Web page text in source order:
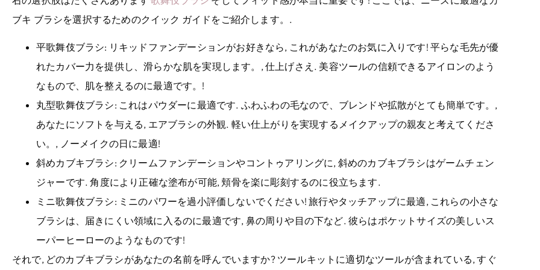
ブキ ブラシを選択するためのクイック ガイドをご紹介します。.
平歌舞伎ブラシ: リキッドファンデーションがお好きなら, これがあなたのお気に入りです! 平らな毛先が優
れたカバー力を提供し、滑らかな肌を実現します。, 仕上げさえ. 美容ツールの信頼できるアイロンのよう
なもので、肌を整えるのに最適です。!
丸型歌舞伎ブラシ: これはパウダーに最適です. ふわふわの毛なので、ブレンドや拡散がとても簡単です。,
あなたにソフトを与える, エアブラシの外観. 軽い仕上がりを実現するメイクアップの親友と考えてくださ
い。, ノーメイクの日に最適!
斜めカブキブラシ: クリームファンデーションやコントゥアリングに, 斜めのカブキブラシはゲームチェン
ジャーです. 角度により正確な塗布が可能, 頬骨を楽に彫刻するのに役立ちます.
ミニ歌舞伎ブラシ: ミニのパワーを過小評価しないでください! 旅行やタッチアップに最適, これらの小さな
ブラシは、届きにくい領域に入るのに最適です, 鼻の周りや目の下など. 彼らはポケットサイズの美しいス
ーパーヒーローのようなものです!
それで, どのカブキブラシがあなたの名前を呼んでいますか? ツールキットに適切なツールが含まれている, すぐ